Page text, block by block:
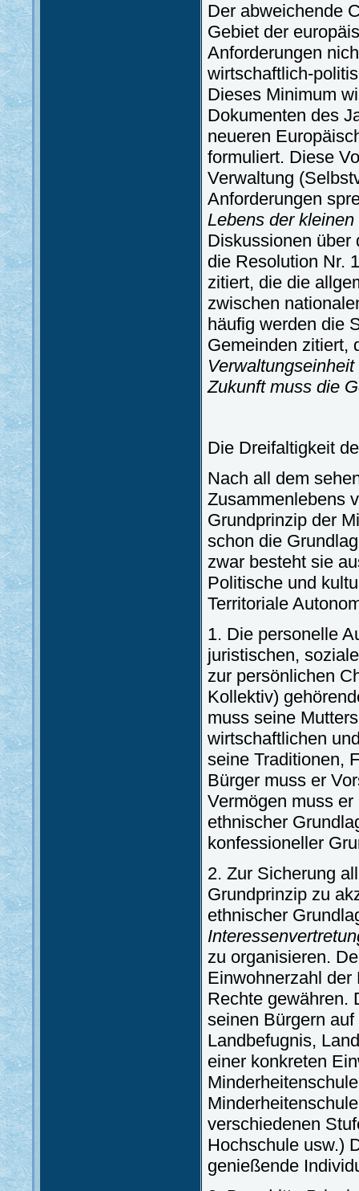
Der abweichende
Gebiet der
Anforderungen
wirtschaftlich-
Dieses Minimum
Dokumenten des
neueren
formuliert. Diese
Verwaltung
Anforderungen
Lebens der
Diskussionen über
die Resolution Nr.
zitiert, die die
zwischen
häufig werden die
Gemeinden zitiert,
Zukunft muss die
Die Dreifaltigkeit
Nach all dem
Zusammenlebens
Grundprinzip der
schon die
zwar besteht sie
Politische und
Territoriale
1. Die personelle
juristischen,
zur persönlichen
Kollektiv)
muss seine
wirtschaftlichen
seine Traditionen,
Bürger muss er
Vermögen muss
ethnischer
konfessioneller
2. Zur Sicherung
Grundprinzip zu
ethnischer
zu organisieren.
Einwohnerzahl
Rechte gewähren.
seinen Bürgern
Landbefugnis,
einer konkreten
verschiedenen
Hochschule usw.)
genießende